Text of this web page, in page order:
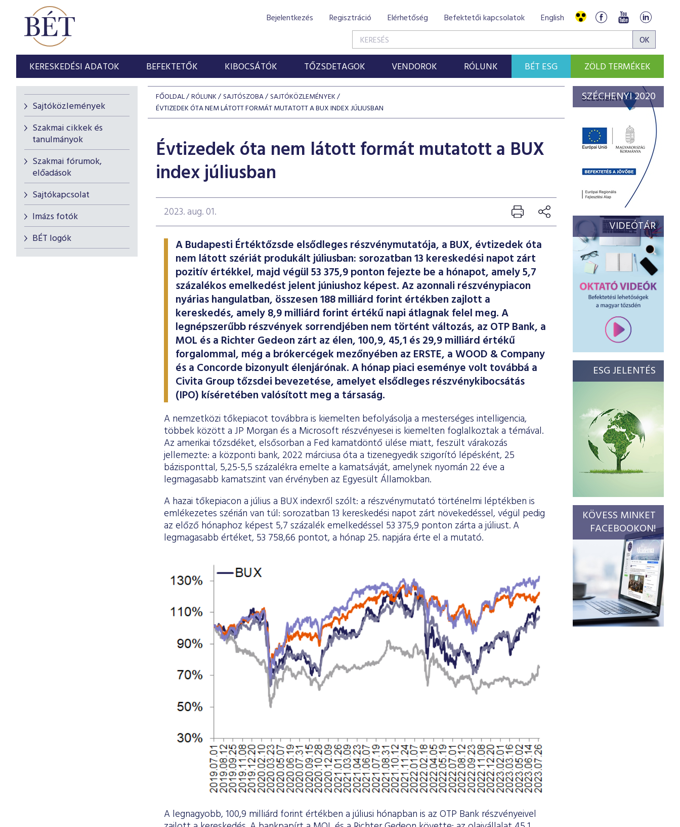
Bejelentkezés Regisztráció Elérhetőség Befektetői kapcsolatok English
KERESKEDÉSI ADATOK BEFEKTETŐK KIBOCSÁTÓK TŐZSDETAGOK VENDOROK RÓLUNK BÉT ESG ZÖLD TERMÉKEK
Sajtóközlemények
Szakmai cikkek és
tanulmányok
Szakmai fórumok,
előadások
Sajtókapcsolat
Imázs fotók
BÉT logók
FŐOLDAL RÓLUNK SAJTÓSZOBA SAJTÓKÖZLEMÉNYEK
ÉVTIZEDEK ÓTA NEM LÁTOTT FORMÁT MUTATOTT A BUX INDEX JÚLIUSBAN
Évtizedek óta nem látott formát mutatott a BUX
index júliusban
2023. aug. 01.
A Budapesti Értéktőzsde elsődleges részvénymutatója, a BUX, évtizedek óta
nem látott szériát produkált júliusban: sorozatban 13 kereskedési napot zárt
pozitív értékkel, majd végül 53 375,9 ponton fejezte be a hónapot, amely 5,7
százalékos emelkedést jelent júniushoz képest. Az azonnali részvénypiacon
nyárias hangulatban, összesen 188 milliárd forint értékben zajlott a
kereskedés, amely 8,9 milliárd forint értékű napi átlagnak felel meg. A
legnépszerűbb részvények sorrendjében nem történt változás, az OTP Bank, a
MOL és a Richter Gedeon zárt az élen, 100,9, 45,1 és 29,9 milliárd értékű
forgalommal, még a brókercégek mezőnyében az ERSTE, a WOOD & Company
és a Concorde bizonyult élenjárónak. A hónap piaci eseménye volt továbbá a
Civita Group tőzsdei bevezetése, amelyet elsődleges részvénykibocsátás
(IPO) kíséretében valósított meg a társaság.
A nemzetközi tőkepiacot továbbra is kiemelten befolyásolja a mesterséges intelligencia,
többek között a JP Morgan és a Microsoft részvényesei is kiemelten foglalkoztak a témával.
Az amerikai tőzsdéket, elsősorban a Fed kamatdöntő ülése miatt, feszült várakozás
jellemezte: a központi bank, 2022 márciusa óta a tizenegyedik szigorító lépésként, 25
bázisponttal, 5,25-5,5 százalékra emelte a kamatsávját, amelynek nyomán 22 éve a
legmagasabb kamatszint van érvényben az Egyesült Államokban.
A hazai tőkepiacon a július a BUX indexről szólt: a részvénymutató történelmi léptékben is
emlékezetes szérián van túl: sorozatban 13 kereskedési napot zárt növekedéssel, végül pedig
az előző hónaphoz képest 5,7 százalék emelkedéssel 53 375,9 ponton zárta a júliust. A
legmagasabb értéket, 53 758,66 pontot, a hónap 25. napjára érte el a mutató.
A legnagyobb, 100,9 milliárd forint értékben a júliusi hónapban is az OTP Bank részvényeivel
SZÉCHENYI 2020
VIDEÓTÁR
ESG JELENTÉS
KÖVESS MINKET
FACEBOOKON!